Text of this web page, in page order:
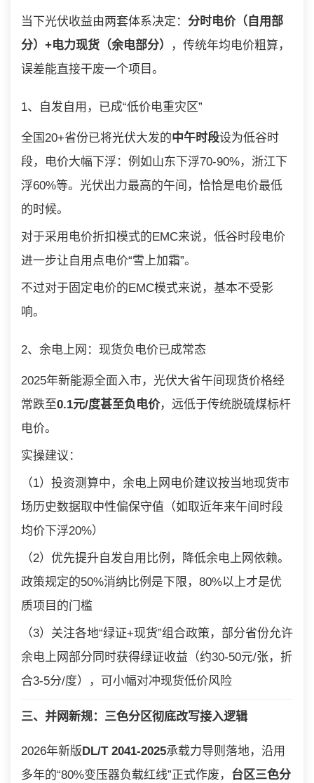
当下光伏收益由两套体系决定： 分时电价（自用部
分）+电力现货（余电部分）
，传统年均电价粗算，
误差能直接干废一个项目。
1、自发自用，已成“低价电重灾区”
全国20+省份已将光伏大发的中午时段设为低谷时
段，电价大幅下浮：例如山东下浮70-90%，浙江下
浮60%等。光伏出力最高的午间，恰恰是电价最低
的时候。
对于采用电价折扣模式的EMC来说，低谷时段电价
进一步让自用点电价“雪上加霜”。
不过对于固定电价的EMC模式来说，基本不受影
响。
2、余电上网：现货负电价已成常态
2025年新能源全面入市，光伏大省午间现货价格经
常跌至0.1元/度甚至负电价，远低于传统脱硫煤标杆
电价。
实操建议：
（1）投资测算中，余电上网电价建议按当地现货市
场历史数据取中性偏保守值（如取近年来午间时段
均价下浮20%）
（2）优先提升自发自用比例，降低余电上网依赖。
政策规定的50%消纳比例是下限，80%以上才是优
质项目的门槛
（3）关注各地“绿证+现货”组合政策，部分省份允许
余电上网部分同时获得绿证收益（约30-50元/张，折
合3-5分/度），可小幅对冲现货低价风险
三、并网新规：三色分区彻底改写接入逻辑
2026年新版 DL/T 2041-2025承载力导则落地，沿用
多年的“80%变压器负载红线”正式作废， 台区三色分